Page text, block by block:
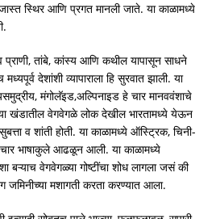
स्थिर आणि प्रगत मानली जाते. या काळामध्ये
प्राणी, तांबे, कांस्य आणि कथील यापासून साधने
देशांशी व्यापाराला हि सुरवात झाली. या
मंगोलॅइड,अल्पिनाइड हे चार मानववंशाचे
खंडातील वेगवेगळे लोक देखील भारतामध्ये येऊन
व शांती होती. या काळामध्ये ऑस्ट्रिक, चिनी-
चार भाषाकुले आढळून आली. या काळामध्ये
बऱ्याच वेगवेगळ्या गोष्टींचा शोध लागला जसं की
मशागती करता करण्यात आला.